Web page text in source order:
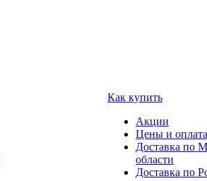
Как купить
Акции
Цены и оплата
Доставка по
области
Доставка по